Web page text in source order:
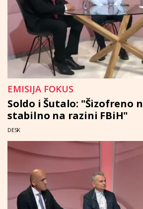
EMISIJA FOKUS
Soldo i Šutalo: "Šizofreno
stabilno na razini FBiH"
DESK